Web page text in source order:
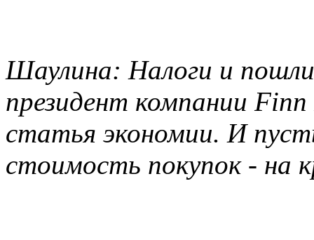
Шаулина: Налоги и
президент компании
статья экономии. И
стоимость покупок - на